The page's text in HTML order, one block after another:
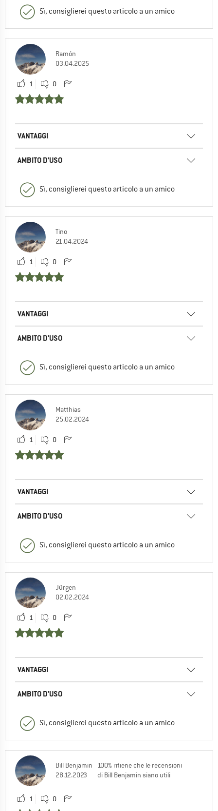
Sì, consiglierei questo articolo a un amico
Ramón
03.04.2025
1 0
VANTAGGI
AMBITO D’USO
Sì, consiglierei questo articolo a un amico
Tino
21.04.2024
1 0
VANTAGGI
AMBITO D’USO
Sì, consiglierei questo articolo a un amico
Matthias
25.02.2024
1 0
VANTAGGI
AMBITO D’USO
Sì, consiglierei questo articolo a un amico
Jürgen
02.02.2024
1 0
VANTAGGI
AMBITO D’USO
Sì, consiglierei questo articolo a un amico
Bill Benjamin
28.12.2023
100% ritiene che le recensioni
di Bill Benjamin siano utili
1 0